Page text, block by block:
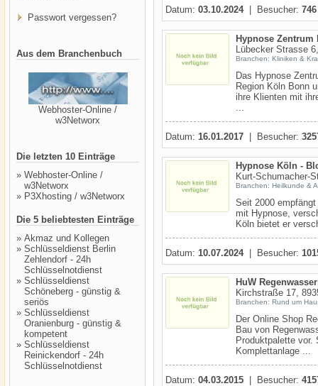
Passwort vergessen?
Aus dem Branchenbuch
Webhoster-Online /
w3Networx
Die letzten 10 Einträge
» Webhoster-Online /
w3Networx
» P3Xhosting / w3Networx
Die 5 beliebtesten Einträge
» Akmaz und Kollegen
» Schlüsseldienst Berlin
Zehlendorf - 24h
Schlüsselnotdienst
» Schlüsseldienst
Schöneberg - günstig &
seriös
» Schlüsseldienst
Oranienburg - günstig &
kompetent
» Schlüsseldienst
Reinickendorf - 24h
Schlüsselnotdienst
Datum: 03.10.2024| Besucher: 746
Hypnose Zentrum
Lübecker Strasse
Branchen: Kliniken &
Das Hypnose
Region Köln Bonn
ihre Klienten mit
...
Datum: 16.01.2017 | Besucher:
Hypnose Köln -
Kurt-Schumacher-
Branchen: Heilkunde &
Seit 2000
mit Hypnose,
Köln bietet er
Datum: 10.07.2024| Besucher:
HuW
Kirchstraße 17,
Branchen: Rund um
Der Online Shop
Bau von
Produktpalette vor.
Komplettanlage ...
Datum: 04.03.2015 | Besucher: